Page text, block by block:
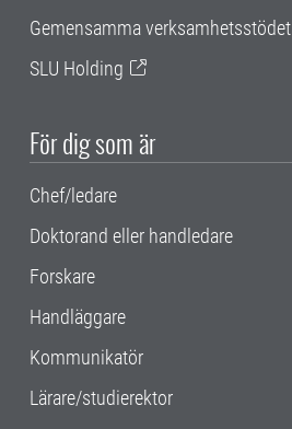
Gemensamma verksamhetsstödet
SLU Holding
För dig som är
Chef/ledare
Doktorand eller handledare
Forskare
Handläggare
Kommunikatör
Lärare/studierektor